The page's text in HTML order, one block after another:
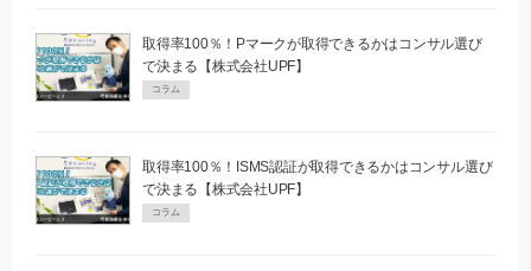
取得率100％！Pマークが取得できるかはコンサル選び
で決まる【株式会社UPF】
コラム
取得率100％！ISMS認証が取得できるかはコンサル選び
で決まる【株式会社UPF】
コラム